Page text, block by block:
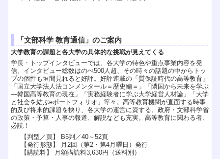
「文部科学 教育通信」のご案内
大学教育の課題と各大学の具体的な挑戦が見えてくる
学長・トップインタビューでは、各大学の特色や重点事業内容を発
信。インタビュー総数はのべ500人超、その時々の話題の中からトッ
プの個性も垣間見れると好評。好評連載の「質保証時代の高等教育」
「国立大学法人法コンメンタール＝歴史編＝」「隣国から未来を学ぶ
―韓国高等教育の現在」「実務経験者に学ぶ大学経営人材論」「大学
と社会を結ぶeポートフォリオ」等々。高等教育機関が直面する時事
的及び将来的課題を抉り、各大学の運営に資する。政府・文部科学省
の政策・予算・人事の報道、解説なども充実。高等教育に関わる者、
必読！
【判型／頁】 B5判／40～52頁
【発行形態】 月2回（第2・第4月曜日）発行
【購読料】 月額購読料3,630円（送料別）